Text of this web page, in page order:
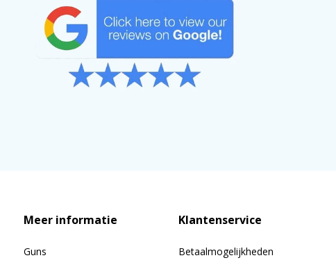
Meer informatie
Guns
Klantenservice
Betaalmogelijkheden